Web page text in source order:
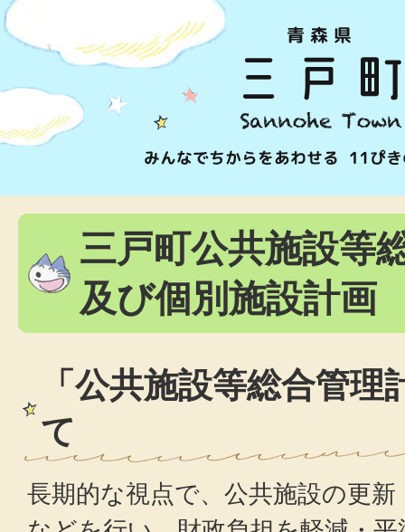
三戸町公共施設等
及び個別施設計画
「公共施設等総合管理
て
長期的な視点で、公共施設の更